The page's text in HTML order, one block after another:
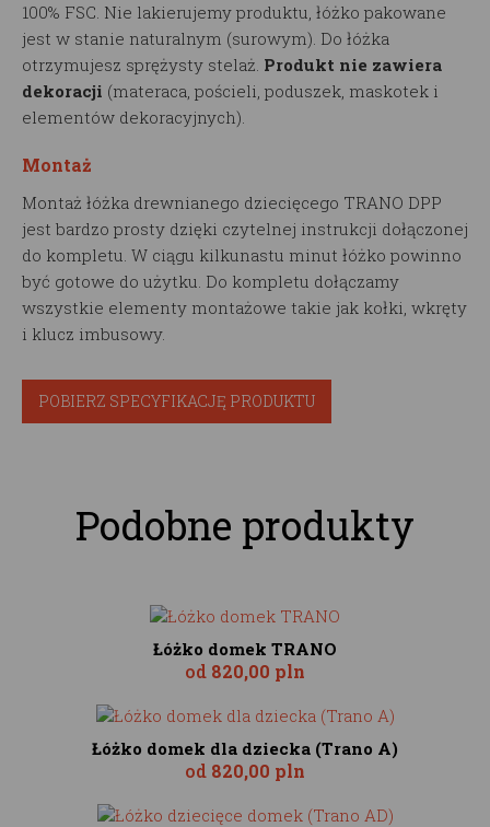
100% FSC. Nie lakierujemy produktu, łóżko pakowane
jest w stanie naturalnym (surowym). Do łóżka
otrzymujesz sprężysty stelaż. Produkt nie zawiera
dekoracji (materaca, pościeli, poduszek, maskotek i
elementów dekoracyjnych).
Montaż
Montaż łóżka drewnianego dziecięcego TRANO DPP
jest bardzo prosty dzięki czytelnej instrukcji dołączonej
do kompletu. W ciągu kilkunastu minut łóżko powinno
być gotowe do użytku. Do kompletu dołączamy
wszystkie elementy montażowe takie jak kołki, wkręty
i klucz imbusowy.
POBIERZ SPECYFIKACJĘ PRODUKTU
Podobne produkty
Łóżko domek TRANO
od 820,00 pln
Łóżko domek dla dziecka (Trano A)
od 820,00 pln